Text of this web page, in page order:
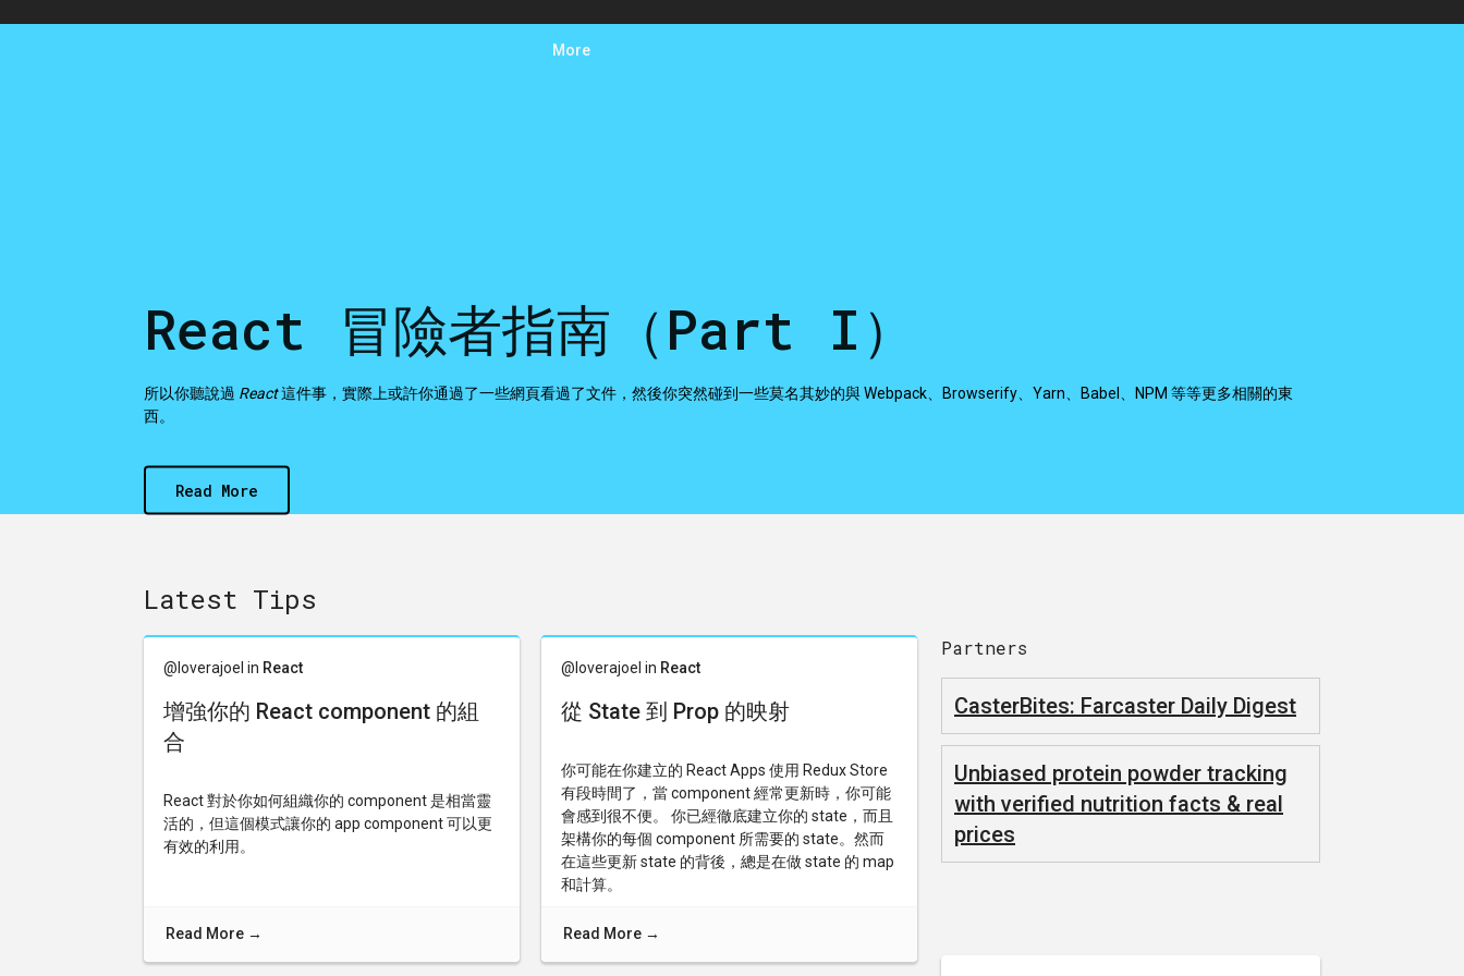
More
React 冒險者指南（Part I）
所以你聽說過 React這件事，實際上或許你通過了一些網頁看過了文件，然後你突然碰到一些莫名其妙的與 Webpack、Browserify、Yarn、Babel、NPM 等等更多相關的東
西。
Read More
Latest Tips
@loverajoel in React
增強你的 React component 的組
合
React 對於你如何組織你的 component 是相當靈
活的，但這個模式讓你的 app component 可以更
有效的利用。
Read More →
@loverajoel in React
從 State 到 Prop 的映射
你可能在你建立的 React Apps 使用 Redux Store
有段時間了，當 component 經常更新時，你可能
會感到很不便。 你已經徹底建立你的 state，而且
架構你的每個 component 所需要的 state。然而
在這些更新 state 的背後，總是在做 state 的 map
和計算。
Read More →
Partners
CasterBites: Farcaster Daily Digest
Unbiased protein powder tracking
with verified nutrition facts & real
prices